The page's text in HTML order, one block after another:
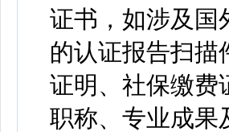
证书，如涉及国
的认证报告扫描
证明、社保缴费
职称、专业成果